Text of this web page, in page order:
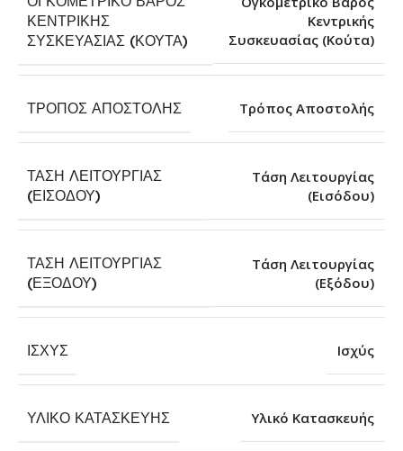
ΚΕΝΤΡΙΚΉΣ
ΣΥΣΚΕΥΑΣΊΑΣ (ΚΟΎΤΑ)
Κεντρικής
Συσκευασίας (Κούτα)
ΤΡΌΠΟΣ ΑΠΟΣΤΟΛΉΣ Τρόπος Αποστολής
ΤΆΣΗ ΛΕΙΤΟΥΡΓΊΑΣ
(ΕΙΣΌΔΟΥ)
Τάση Λειτουργίας
(Εισόδου)
ΤΆΣΗ ΛΕΙΤΟΥΡΓΊΑΣ
(ΕΞΌΔΟΥ)
Τάση Λειτουργίας
(Εξόδου)
ΙΣΧΎΣ Ισχύς
ΥΛΙΚΌ ΚΑΤΑΣΚΕΥΉΣ Υλικό Κατασκευής